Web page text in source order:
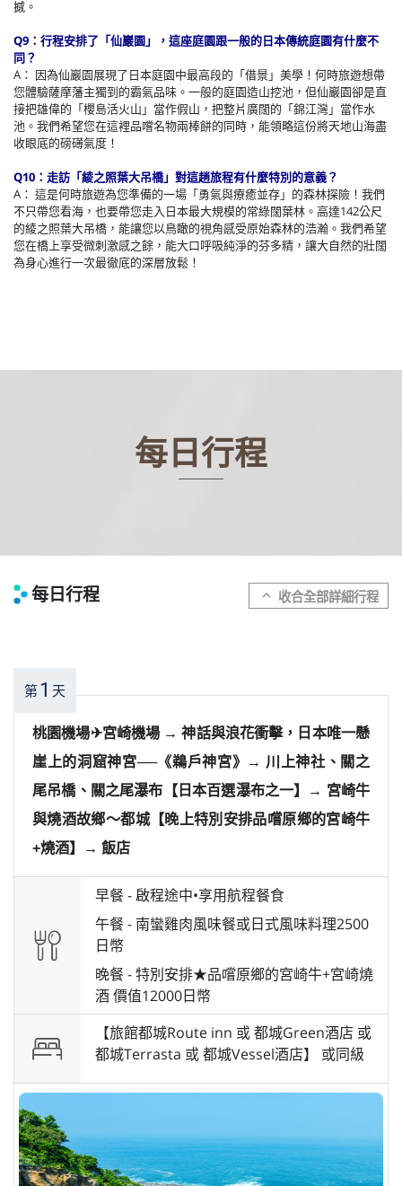
撼。
Q9：行程安排了「仙巖園」，這座庭園跟一般的日本傳統庭園有什麼不
同？
A： 因為仙巖園展現了日本庭園中最高段的「借景」美學！何時旅遊想帶
您體驗薩摩藩主獨到的霸氣品味。一般的庭園造山挖池，但仙巖園卻是直
接把雄偉的「櫻島活火山」當作假山，把整片廣闊的「錦江灣」當作水
池。我們希望您在這裡品嚐名物兩棒餅的同時，能領略這份將天地山海盡
收眼底的磅礡氣度！
Q10：走訪「綾之照葉大吊橋」對這趟旅程有什麼特別的意義？
A： 這是何時旅遊為您準備的一場「勇氣與療癒並存」的森林探險！我們
不只帶您看海，也要帶您走入日本最大規模的常綠闊葉林。高達142公尺
的綾之照葉大吊橋，能讓您以鳥瞰的視角感受原始森林的浩瀚。我們希望
您在橋上享受微刺激感之餘，能大口呼吸純淨的芬多精，讓大自然的壯闊
為身心進行一次最徹底的深層放鬆！
每日行程
每日行程 expand_more
第1 天
桃園機場✈︎宮崎機場 → 神話與浪花衝擊，日本唯一懸
崖上的洞窟神宮──《鵜戶神宮》→ 川上神社、關之
尾吊橋、關之尾瀑布【日本百選瀑布之一】→ 宮崎牛
與燒酒故鄉～都城【晚上特別安排品嚐原鄉的宮崎牛
+燒酒】→ 飯店
早餐 -啟程途中•享用航程餐食
午餐 - 南蠻雞肉風味餐或日式風味料理2500
日幣
晚餐 -特別安排★品嚐原鄉的宮崎牛+宮崎燒
酒 價值12000日幣
【旅館都城Route inn 或 都城Green酒店 或
都城Terrasta 或 都城Vessel酒店】 或同級